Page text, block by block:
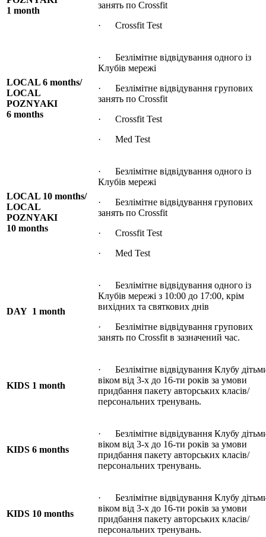
1 month
занять по Crossfit
· Crossfit Test
LOCAL 6 months/
LOCAL
POZNYAKI
6 months
· Безлімітне відвідування одного із
Клубів мережі
· Безлімітне відвідування групових
занять по Crossfit
· Crossfit Test
· Med Test
LOCAL 10 months/
LOCAL
POZNYAKI
10 months
· Безлімітне відвідування одного із
Клубів мережі
· Безлімітне відвідування групових
занять по Crossfit
· Crossfit Test
· Med Test
DAY 1 month
· Безлімітне відвідування одного із
Клубів мережі з 10:00 до 17:00, крім
вихідних та святкових днів
· Безлімітне відвідування групових
занять по Crossfit в зазначений час.
KIDS 1 month
· Безлімітне відвідування Клубу
віком від 3-х до 16-ти років за умови
придбання пакету авторських класів/
персональних тренувань.
KIDS 6 months
· Безлімітне відвідування Клубу
віком від 3-х до 16-ти років за умови
придбання пакету авторських класів/
персональних тренувань.
KIDS 10 months
· Безлімітне відвідування Клубу
віком від 3-х до 16-ти років за умови
придбання пакету авторських класів/
персональних тренувань.